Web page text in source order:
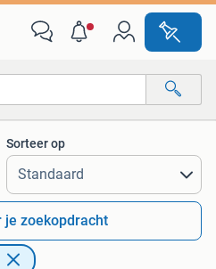
Sorteer op
je zoekopdracht